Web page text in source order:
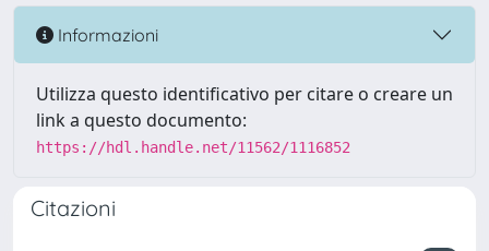
Informazioni
Utilizza questo identificativo per citare o creare un
link a questo documento:
https://hdl.handle.net/11562/1116852
Citazioni